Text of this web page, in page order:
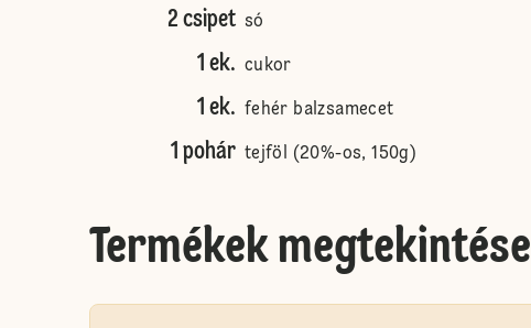
2 csipet só
1 ek. cukor
1 ek. fehér balzsamecet
1 pohár tejföl (20%-os, 150g)
Termékek megtekintése